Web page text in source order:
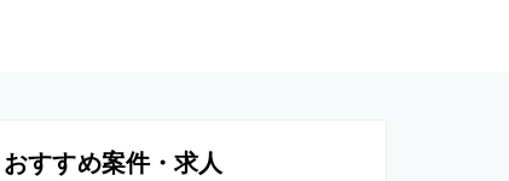
おすすめ案件・求人